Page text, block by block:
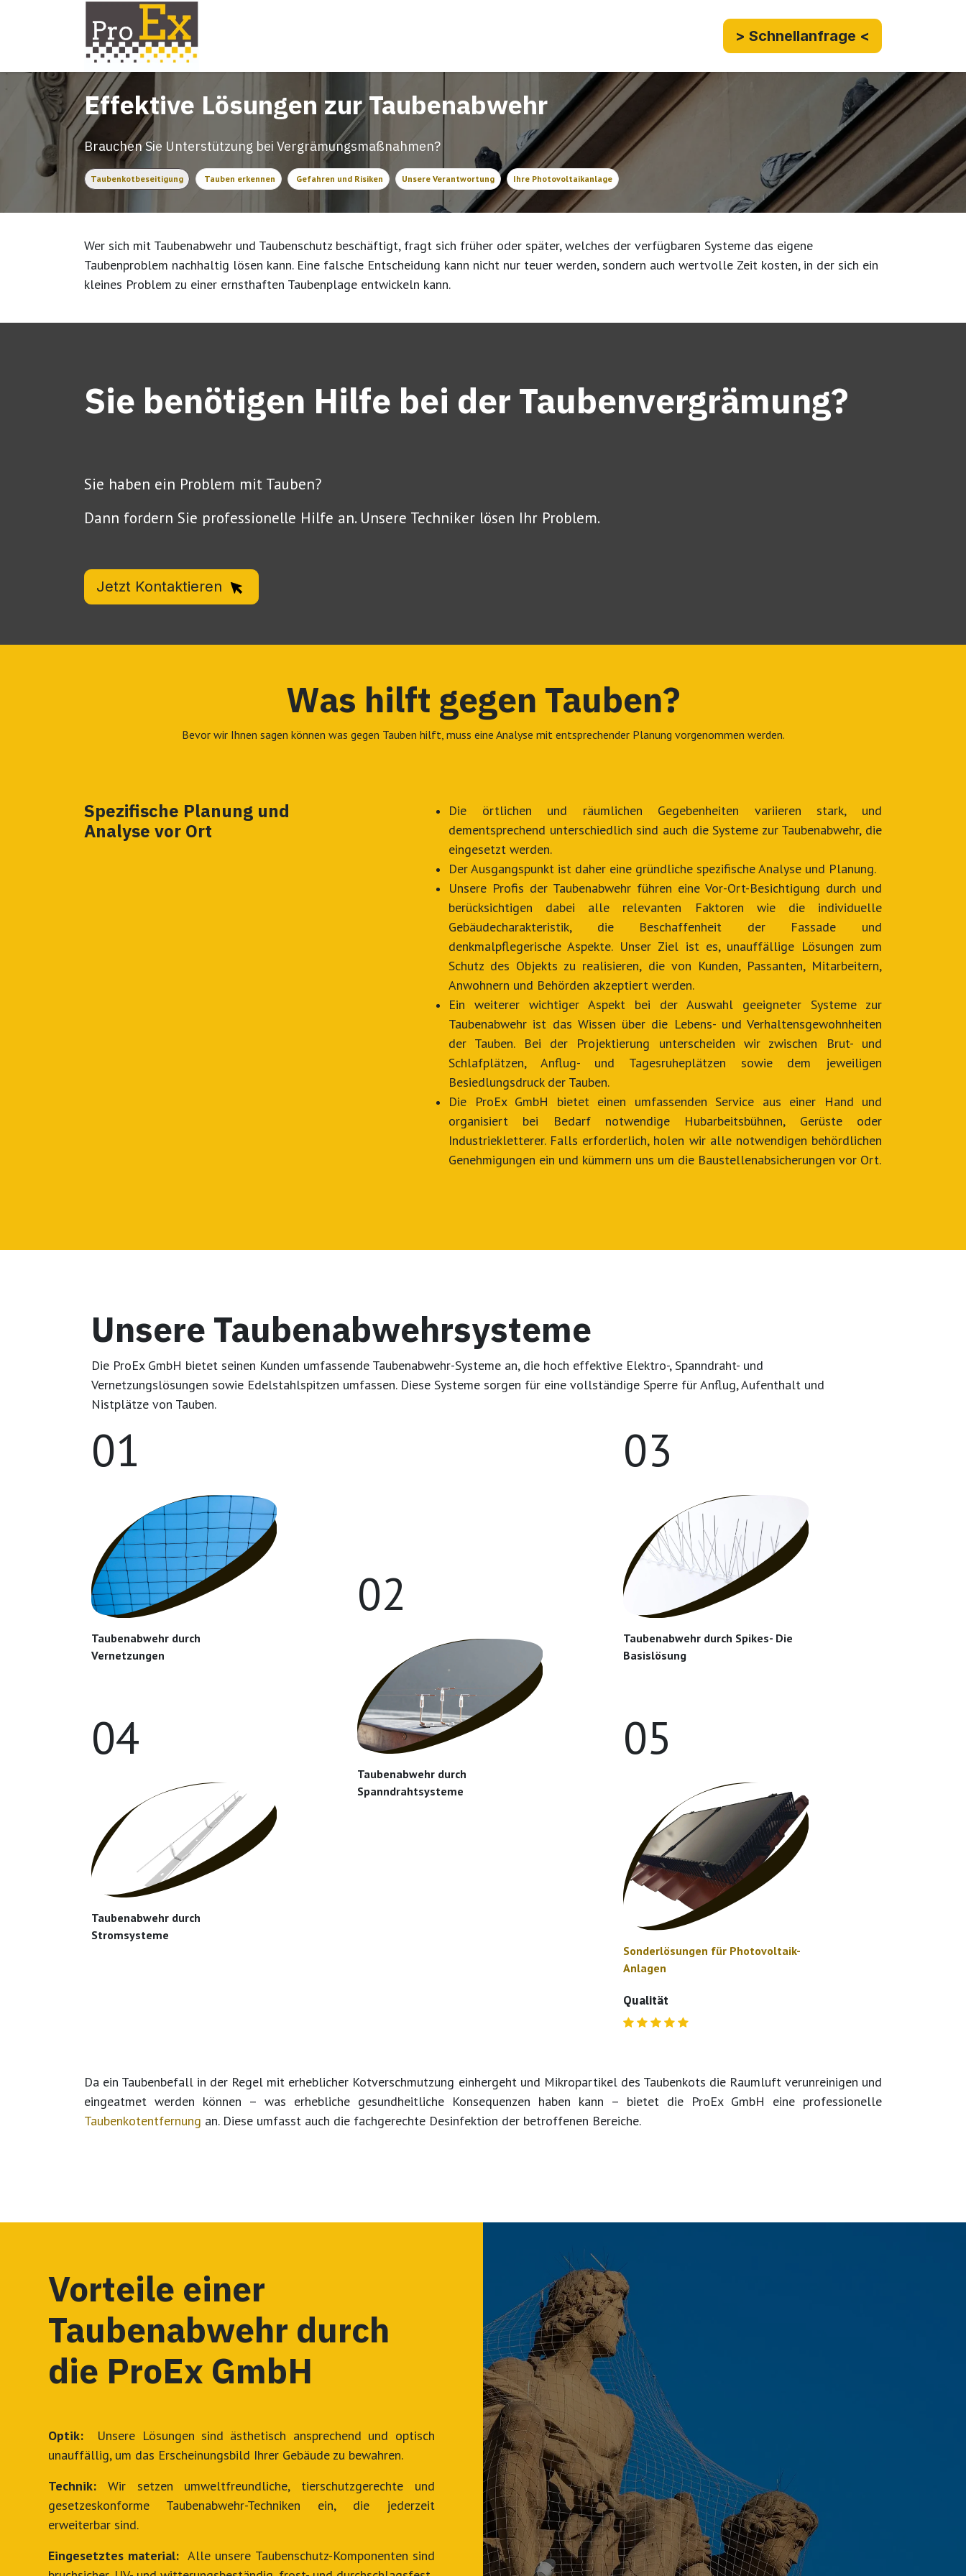
Zusatzdienstleistungen Taubenabwehr
> Schnellanfrage <
Effektive Lösungen zur Taubenabwehr
Brauchen Sie Unterstützung bei Vergrämungsmaßnahmen?
Taubenkotbeseitigung Tauben erkennen Gefahren und Risiken Unsere Verantwortung Ihre Photovoltaikanlage
Wer sich mit Taubenabwehr und Taubenschutz beschäftigt, fragt sich früher oder später, welches der verfügbaren Systeme das eigene
Taubenproblem nachhaltig lösen kann. Eine falsche Entscheidung kann nicht nur teuer werden, sondern auch wertvolle Zeit kosten, in der sich ein
kleines Problem zu einer ernsthaften Taubenplage entwickeln kann.
Sie benötigen Hilfe bei der Taubenvergrämung?
Sie haben ein Problem mit Tauben?
Dann fordern Sie professionelle Hilfe an. Unsere Techniker lösen Ihr Problem.
Jetzt Kontaktieren
Was hilft gegen Tauben?
Bevor wir Ihnen sagen können was gegen Tauben hilft, muss eine Analyse mit entsprechender Planung vorgenommen werden.
Spezifische Planung und
Analyse vor Ort
Die örtlichen und räumlichen Gegebenheiten variieren stark, und
dementsprechend unterschiedlich sind auch die Systeme zur Taubenabwehr, die
eingesetzt werden.
Der Ausgangspunkt ist daher eine gründliche spezifische Analyse und Planung.
Unsere Profis der Taubenabwehr führen eine Vor-Ort-Besichtigung durch und
berücksichtigen dabei alle relevanten Faktoren wie die individuelle
Gebäudecharakteristik, die Beschaffenheit der Fassade und
denkmalpflegerische Aspekte. Unser Ziel ist es, unauffällige Lösungen zum
Schutz des Objekts zu realisieren, die von Kunden, Passanten, Mitarbeitern,
Anwohnern und Behörden akzeptiert werden.
Ein weiterer wichtiger Aspekt bei der Auswahl geeigneter Systeme zur
Taubenabwehr ist das Wissen über die Lebens- und Verhaltensgewohnheiten
der Tauben. Bei der Projektierung unterscheiden wir zwischen Brut- und
Schlafplätzen, Anflug- und Tagesruheplätzen sowie dem jeweiligen
Besiedlungsdruck der Tauben.
Die ProEx GmbH bietet einen umfassenden Service aus einer Hand und
organisiert bei Bedarf notwendige Hubarbeitsbühnen, Gerüste oder
Industriekletterer. Falls erforderlich, holen wir alle notwendigen behördlichen
Genehmigungen ein und kümmern uns um die Baustellenabsicherungen vor Ort.
Unsere Taubenabwehrsysteme
Die ProEx GmbH bietet seinen Kunden umfassende Taubenabwehr-Systeme an, die hoch effektive Elektro-, Spanndraht- und
Vernetzungslösungen sowie Edelstahlspitzen umfassen. Diese Systeme sorgen für eine vollständige Sperre für Anflug, Aufenthalt und
Nistplätze von Tauben.
01
Taubenabwehr durch
Vernetzungen
03
Taubenabwehr durch Spikes- Die
Basislösung
04
Taubenabwehr durch
Stromsysteme
05
Sonderlösungen für Photovoltaik-
Anlagen
Qualität
02
Taubenabwehr durch
Spanndrahtsysteme
Da ein Taubenbefall in der Regel mit erheblicher Kotverschmutzung einhergeht und Mikropartikel des Taubenkots die Raumluft verunreinigen und
eingeatmet werden können – was erhebliche gesundheitliche Konsequenzen haben kann – bietet die ProEx GmbH eine professionelle
Taubenkotentfernung an. Diese umfasst auch die fachgerechte Desinfektion der betroffenen Bereiche.
Vorteile einer
Taubenabwehr durch
die ProEx GmbH
Optik: Unsere Lösungen sind ästhetisch ansprechend und optisch
unauffällig, um das Erscheinungsbild Ihrer Gebäude zu bewahren.
Technik: Wir setzen umweltfreundliche, tierschutzgerechte und
gesetzeskonforme Taubenabwehr-Techniken ein, die jederzeit
erweiterbar sind.
Eingesetztes material: Alle unsere Taubenschutz-Komponenten sind